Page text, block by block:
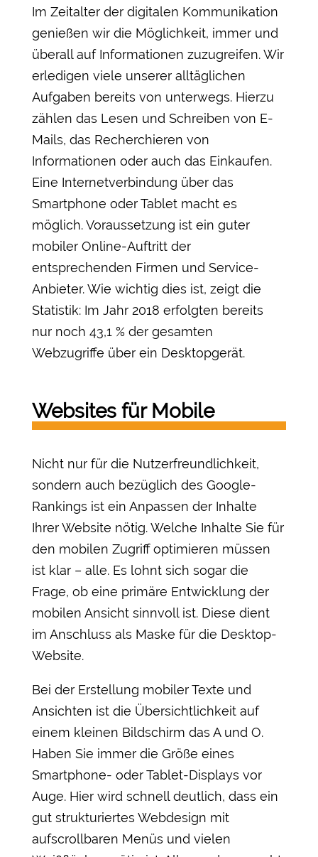
Im Zeitalter der digitalen Kommunikation
genießen wir die Möglichkeit, immer und
überall auf Informationen zuzugreifen. Wir
erledigen viele unserer alltäglichen
Aufgaben bereits von unterwegs. Hierzu
zählen das Lesen und Schreiben von E-
Mails, das Recherchieren von
Informationen oder auch das Einkaufen.
Eine Internetverbindung über das
Smartphone oder Tablet macht es
möglich. Voraussetzung ist ein guter
mobiler Online-Auftritt der
entsprechenden Firmen und Service-
Anbieter. Wie wichtig dies ist, zeigt die
Statistik: Im Jahr 2018 erfolgten bereits
nur noch 43,1 % der gesamten
Webzugriffe über ein Desktopgerät.
Websites für Mobile
Nicht nur für die Nutzerfreundlichkeit,
sondern auch bezüglich des Google-
Rankings ist ein Anpassen der Inhalte
Ihrer Website nötig. Welche Inhalte Sie für
den mobilen Zugriff optimieren müssen
ist klar – alle. Es lohnt sich sogar die
Frage, ob eine primäre Entwicklung der
mobilen Ansicht sinnvoll ist. Diese dient
im Anschluss als Maske für die Desktop-
Website.
Bei der Erstellung mobiler Texte und
Ansichten ist die Übersichtlichkeit auf
einem kleinen Bildschirm das A und O.
Haben Sie immer die Größe eines
Smartphone- oder Tablet-Displays vor
Auge. Hier wird schnell deutlich, dass ein
gut strukturiertes Webdesign mit
aufscrollbaren Menüs und vielen